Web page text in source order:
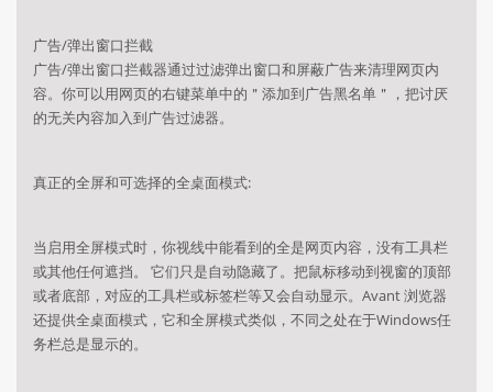
广告/弹出窗口拦截
广告/弹出窗口拦截器通过过滤弹出窗口和屏蔽广告来清理网页内
容。你可以用网页的右键菜单中的＂添加到广告黑名单＂，把讨厌
的无关内容加入到广告过滤器。
真正的全屏和可选择的全桌面模式:
当启用全屏模式时，你视线中能看到的全是网页内容，没有工具栏
或其他任何遮挡。 它们只是自动隐藏了。把鼠标移动到视窗的顶部
或者底部，对应的工具栏或标签栏等又会自动显示。Avant 浏览器
还提供全桌面模式，它和全屏模式类似，不同之处在于Windows任
务栏总是显示的。